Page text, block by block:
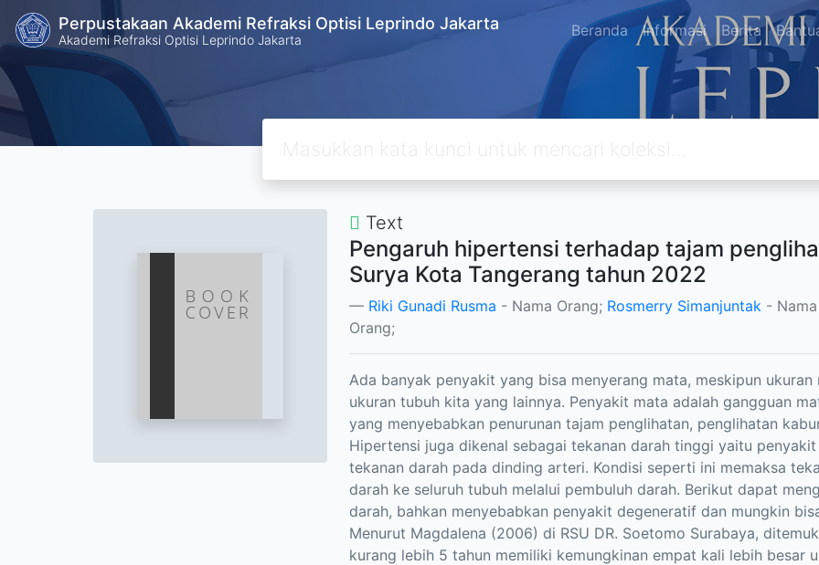
Perpustakaan Akademi Refraksi Optisi Leprindo Jakarta
Akademi Refraksi Optisi Leprindo Jakarta Beranda Informasi Berita
Text
Pengaruh hipertensi terhadap tajam
Surya Kota Tangerang tahun 2022
Riki Gunadi Rusma - Nama Orang; Rosmerry Simanjuntak -
Orang;
Ada banyak penyakit yang bisa menyerang mata, meskipun
ukuran tubuh kita yang lainnya. Penyakit mata adalah gangguan
yang menyebabkan penurunan tajam penglihatan, penglihatan
Hipertensi juga dikenal sebagai tekanan darah tinggi yaitu
tekanan darah pada dinding arteri. Kondisi seperti ini memaksa
darah ke seluruh tubuh melalui pembuluh darah. Berikut dapat
darah, bahkan menyebabkan penyakit degeneratif dan mungkin
Menurut Magdalena (2006) di RSU DR. Soetomo Surabaya,
kurang lebih 5 tahun memiliki kemungkinan empat kali lebih besar